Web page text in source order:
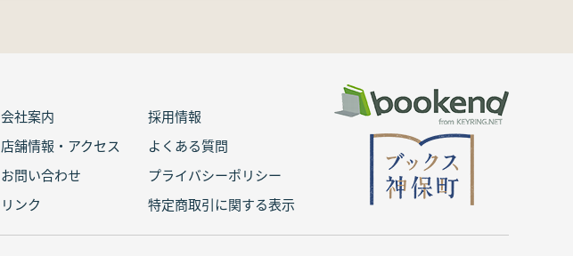
会社案内
採用情報
店舗情報・アクセス
よくある質問
お問い合わせ
プライバシーポリシー
リンク
特定商取引に関する表示